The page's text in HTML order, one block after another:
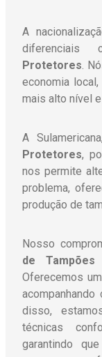
A
diferenciais
Protetores .
economia
mais alto nível
A
Protetores,
nos permite
problema,
produção de
Nosso
de Tampões
Oferecemos
disso,
técnicas
garantindo